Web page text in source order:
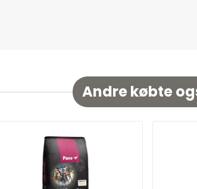
Andre købte